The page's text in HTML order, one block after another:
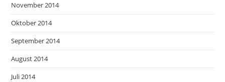
November 2014
Oktober 2014
September 2014
August 2014
Juli 2014